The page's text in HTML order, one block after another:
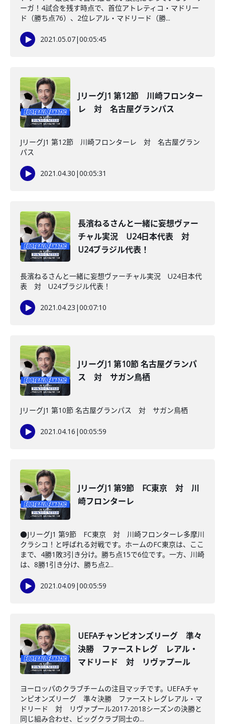
ーガ！4試合を残す時点で、首位アトレティコ・マドリー
ド（勝ち点76）、2位レアル・マドリード（勝...
2021.05.07|00:05:45
JリーグJ1 第12節 川崎フロンター
レ 対 名古屋グランパス
JリーグJ1 第12節 川崎フロンターレ 対 名古屋グラン
パス
2021.04.30 |00:05:31
長濱ねるさんと一緒に妄想ヴァー
チャル実況 U24日本代表 対
U24ブラジル代表！
長濱ねるさんと一緒に妄想ヴァーチャル実況 U24日本代
表 対 U24ブラジル代表！
2021.04.23 |00:07:10
JリーグJ1 第10節 名古屋グランパ
ス 対 サガン鳥栖
JリーグJ1 第10節 名古屋グランパス 対 サガン鳥栖
2021.04.16 |00:05:59
JリーグJ1 第9節 FC東京 対 川
崎フロンターレ
●JリーグJ1 第9節 FC東京 対 川崎フロンターレ多摩川
クラシコ！と呼ばれる対戦です。ホームのFC東京は、ここ
まで、4勝1敗3引き分け。勝ち点15で6位です。一方、川崎
は、8勝1引き分け、勝ち点2...
2021.04.09 |00:05:59
UEFAチャンピオンズリーグ 準々
決勝 ファーストレグ レアル・
マドリード 対 リヴァプール
ヨーロッパのクラブチームの注目マッチです。UEFAチャ
ンピオンズリーグ 準々決勝 ファーストレグレアル・マ
ドリード 対 リヴァプール2017-2018シーズンの決勝と
同じ組み合わせ、ビッグクラブ同士の...